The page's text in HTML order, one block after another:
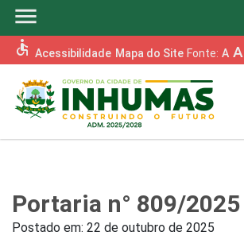
menu
accessible Acessibilidade Mapa do Site Fonte: A A
Portaria n° 809/2025
Postado em: 22 de outubro de 2025